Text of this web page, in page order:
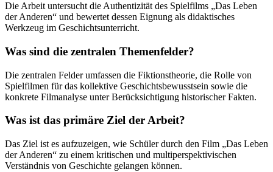
Die Arbeit untersucht die Authentizität des Spielfilms „Das Leben
der Anderen“ und bewertet dessen Eignung als didaktisches
Werkzeug im Geschichtsunterricht.
Was sind die zentralen Themenfelder?
Die zentralen Felder umfassen die Fiktionstheorie, die Rolle von
Spielfilmen für das kollektive Geschichtsbewusstsein sowie die
konkrete Filmanalyse unter Berücksichtigung historischer Fakten.
Was ist das primäre Ziel der Arbeit?
Das Ziel ist es aufzuzeigen, wie Schüler durch den Film „Das Leben
der Anderen“ zu einem kritischen und multiperspektivischen
Verständnis von Geschichte gelangen können.